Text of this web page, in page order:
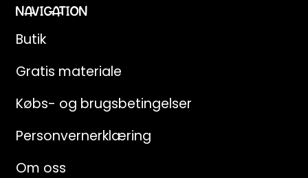
NAVIGATION
Butik
Gratis materiale
Købs- og brugsbetingelser
Personvernerklæring
Om oss